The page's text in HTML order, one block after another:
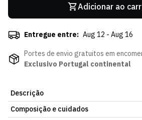
Adicionar ao
Entregue entre: Aug 12 - Aug 16
Portes de envio gratuitos em
Exclusivo Portugal continental
Descrição
Camisola Preta Sports. Pensado para o
Composição e cuidados